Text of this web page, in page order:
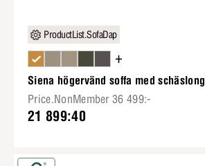
ProductList.SofaDap
+
Siena högervänd soffa med schäslong
Price.NonMember 36 499:-
21 899:40